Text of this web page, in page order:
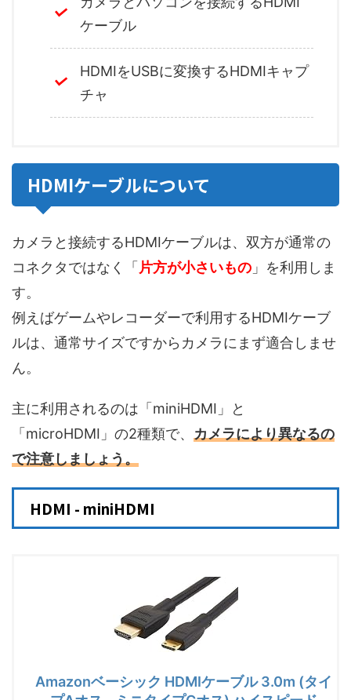
ケーブル
HDMIをUSBに変換するHDMIキャプ
チャ
HDMIケーブルについて
カメラと接続するHDMIケーブルは、双方が通常の
コネクタではなく「 片方が小さいもの 」を利用しま
す。
例えばゲームやレコーダーで利用するHDMIケーブ
ルは、通常サイズですからカメラにまず適合しませ
ん。
主に利用されるのは「miniHDMI」と
「microHDMI」の2種類で、 カメラにより異なるの
で注意しましょう。
HDMI - miniHDMI
Amazonベーシック HDMIケーブル 3.0m (タイ